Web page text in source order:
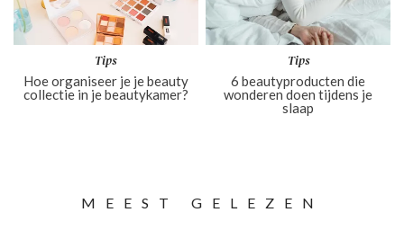
Tips
Hoe organiseer je je beauty
collectie in je beautykamer?
Tips
6 beautyproducten die
wonderen doen tijdens je
slaap
MEEST GELEZEN